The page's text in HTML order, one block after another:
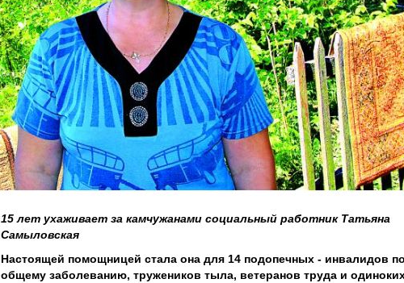
15 лет ухаживает за камчужанами социальный работник Татьяна
Самыловская
Настоящей помощницей стала она для 14 подопечных - инвалидов по
общему заболеванию, тружеников тыла, ветеранов труда и